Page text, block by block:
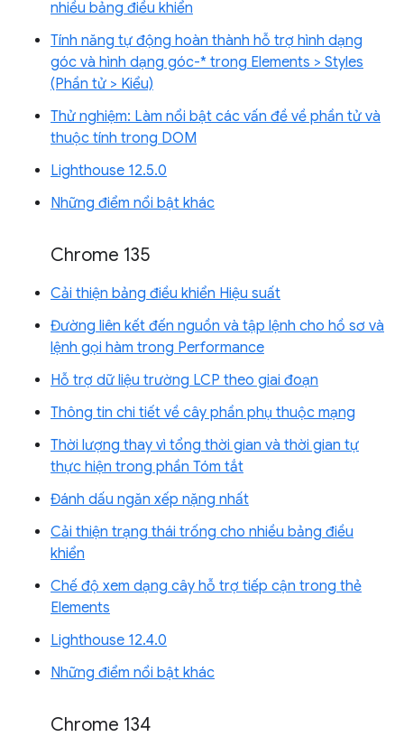
nhiều bảng điều khiển
Tính năng tự động hoàn thành hỗ trợ hình dạng
góc và hình dạng góc-* trong Elements > Styles
(Phần tử > Kiểu)
Thử nghiệm: Làm nổi bật các vấn đề về phần tử và
thuộc tính trong DOM
Lighthouse 12.5.0
Những điểm nổi bật khác
Chrome 135
Cải thiện bảng điều khiển Hiệu suất
Đường liên kết đến nguồn và tập lệnh cho hồ sơ và
lệnh gọi hàm trong Performance
Hỗ trợ dữ liệu trường LCP theo giai đoạn
Thông tin chi tiết về cây phần phụ thuộc mạng
Thời lượng thay vì tổng thời gian và thời gian tự
thực hiện trong phần Tóm tắt
Đánh dấu ngăn xếp nặng nhất
Cải thiện trạng thái trống cho nhiều bảng điều
khiển
Chế độ xem dạng cây hỗ trợ tiếp cận trong thẻ
Elements
Lighthouse 12.4.0
Những điểm nổi bật khác
Chrome 134